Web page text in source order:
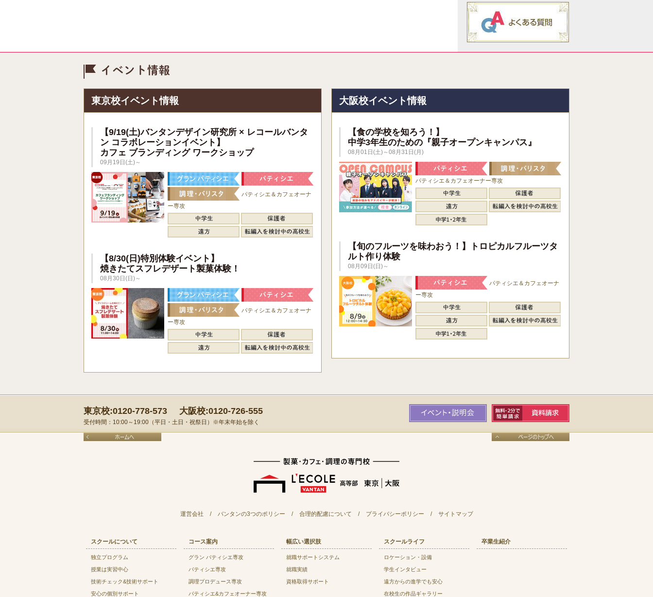
東京校イベント情報
【9/19(土)バンタンデザイン研究所 × レコールバンタ
ン コラボレーションイベント】
カフェ ブランディング ワークショップ
09月19日(土)～
パティシエ＆カフェオーナ
ー専攻
【8/30(日)特別体験イベント】
焼きたてスフレデザート製菓体験！
08月30日(日)～
パティシエ＆カフェオーナ
ー専攻
大阪校イベント情報
【食の学校を知ろう！】
中学3年生のための『親子オープンキャンパス』
08月01日(土)～08月31日(月)
パティシエ＆カフェオーナー専攻
【旬のフルーツを味わおう！】トロピカルフルーツタ
ルト作り体験
08月09日(日)～
パティシエ＆カフェオーナ
ー専攻
東京校:0120-778-573 大阪校:0120-726-555
受付時間：10:00～19:00（平日・土日・祝祭日）※年末年始を除く
運営会社 / バンタンの3つのポリシー / 合理的配慮について / プライバシーポリシー / サイトマップ
スクールについて
独立プログラム
授業は実習中心
技術チェック&技術サポート
安心の個別サポート
コース案内
グラン パティシエ専攻
パティシエ専攻
調理プロデュース専攻
パティシエ&カフェオーナー専攻
幅広い選択肢
就職サポートシステム
就職実績
資格取得サポート
スクールライフ
ロケーション・設備
学生インタビュー
遠方からの進学でも安心
在校生の作品ギャラリー
卒業生紹介